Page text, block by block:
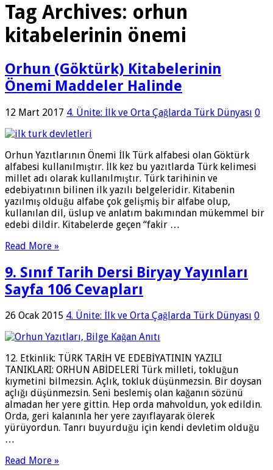
Tag Archives: orhun
kitabelerinin önemi
Orhun (Göktürk) Kitabelerinin
Önemi Maddeler Halinde
12 Mart 2017 4. Ünite: İlk ve Orta Çağlarda Türk Dünyası 0
Orhun Yazıtlarının Önemi İlk Türk alfabesi olan Göktürk
alfabesi kullanılmıştır. İlk kez bu yazıtlarda Türk kelimesi
millet adı olarak kullanılmıştır. Türk tarihinin ve
edebiyatının bilinen ilk yazılı bel­geleridir. Kitabenin
yazılmış olduğu alfabe çok geliş­miş bir alfabe olup,
kullanılan dil, üslup ve anlatım bakımından mükemmel bir
edebi dildir. Kitabelerde geçen “fakir …
Read More »
9. Sınıf Tarih Dersi Biryay Yayınları
Sayfa 106 Cevapları
26 Ocak 2015 4. Ünite: İlk ve Orta Çağlarda Türk Dünyası 0
12. Etkinlik: TÜRK TARİH VE EDEBİYATININ YAZILI
TANIKLARI: ORHUN ABİDELERİ Türk milleti, tokluğun
kıymetini bilmezsin. Açlık, tokluk düşünmezsin. Bir doysan
açlığı düşünmezsin. Seni beslemiş olan kağanın sözünü
almadan her yere gittin. Hep orda mahvoldun, yok edildin.
Orda, geri kalanınla her yere zayıflayarak ölerek
yürüyordun. Tanrı buyurduğu için kendi devletim olduğu
…
Read More »